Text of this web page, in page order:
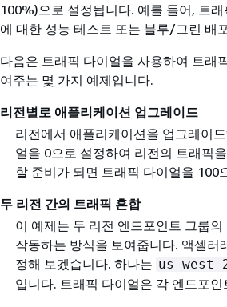
100%)으로 설정됩니다. 예를 들어, 트
에 대한 성능 테스트 또는 블루/그린 배
다음은 트래픽 다이얼을 사용하여 트래
여주는 몇 가지 예제입니다.
리전별로 애플리케이션 업그레이드
리전에서 애플리케이션을 업그레이
얼을 0으로 설정하여 리전의 트래픽
할 준비가 되면 트래픽 다이얼을 100
두 리전 간의 트래픽 혼합
이 예제는 두 리전 엔드포인트 그룹
작동하는 방식을 보여줍니다. 액셀
정해 보겠습니다. 하나는 us-west-
입니다. 트래픽 다이얼은 각 엔드포